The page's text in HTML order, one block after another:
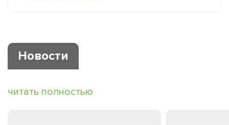
Новости
читать полностью